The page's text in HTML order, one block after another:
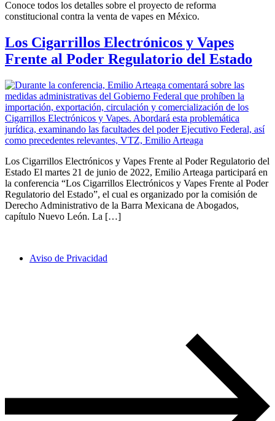
Conoce todos los detalles sobre el proyecto de reforma
constitucional contra la venta de vapes en México.
Los Cigarrillos Electrónicos y Vapes
Frente al Poder Regulatorio del Estado
Los Cigarrillos Electrónicos y Vapes Frente al Poder Regulatorio del
Estado El martes 21 de junio de 2022, Emilio Arteaga participará en
la conferencia “Los Cigarrillos Electrónicos y Vapes Frente al Poder
Regulatorio del Estado”, el cual es organizado por la comisión de
Derecho Administrativo de la Barra Mexicana de Abogados,
capítulo Nuevo León. La […]
Aviso de Privacidad